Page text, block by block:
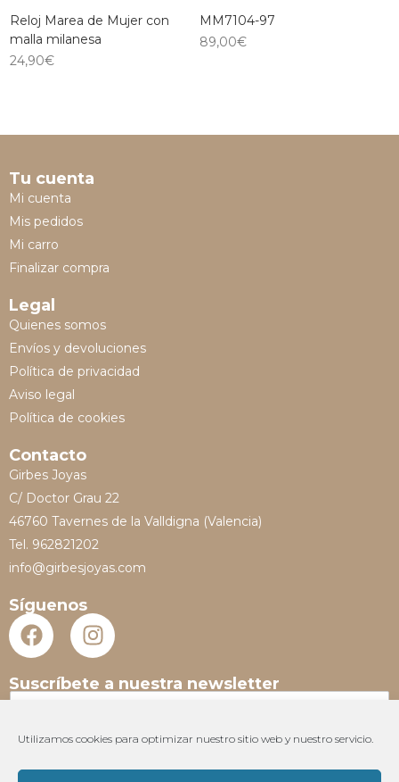
Utilizamos cookies para optimizar nuestro sitio web y nuestro servicio.
Reloj Marea de Mujer con
malla milanesa
24,90€
MM7104-97
89,00€
Tu cuenta
Mi cuenta
Mis pedidos
Mi carro
Finalizar compra
Legal
Quienes somos
Envíos y devoluciones
Política de privacidad
Aviso legal
Política de cookies
Contacto
Girbes Joyas
C/ Doctor Grau 22
46760 Tavernes de la Valldigna (Valencia)
Tel. 962821202
info@girbesjoyas.com
Síguenos
Suscríbete a nuestra newsletter
N
m
m